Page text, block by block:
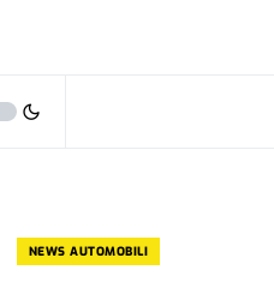
NEWS AUTOMOBILI